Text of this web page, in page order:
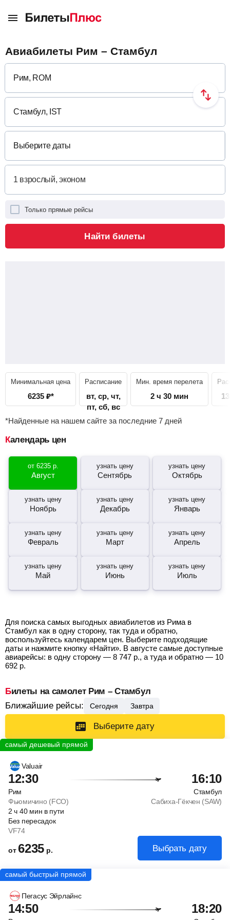
Авиабилеты Рим – Стамбул
Выберите даты
Только прямые рейсы
Найти билеты
Минимальная цена
6235 ₽*
Расписание
вт, ср, чт,
пт, сб, вс
Мин. время перелета
2 ч 30 мин
*Найденные на нашем сайте за последние 7 дней
Календарь цен
от 6235р.
Август
узнать цену
Сентябрь
узнать цену
Октябрь
узнать цену
Ноябрь
узнать цену
Декабрь
узнать цену
Январь
узнать цену
Февраль
узнать цену
Март
узнать цену
Апрель
узнать цену
Май
узнать цену
Июнь
узнать цену
Июль
Для поиска самых выгодных авиабилетов из Рима в
Стамбул как в одну сторону, так туда и обратно,
воспользуйтесь календарем цен. Выберите подходящие
даты и нажмите кнопку «Найти». В августе самые доступные
авиарейсы: в одну сторону — 8 747 р., а туда и обратно — 10
692 р.
Билеты на самолет Рим – Стамбул
Ближайшие рейсы:
Сегодня Завтра
Выберите дату
Valuair
12:30 16:10
Рим
Стамбул
Фьюмичино (FCO)
Сабиха-Гёкчен (SAW)
2ч 40 мин в пути
Без пересадок
VF74
от6235 р. Выбрать дату
Пегасус Эйрлайнс
14:50 18:20